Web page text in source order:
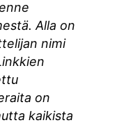
Alla on
nimi
on
kaikista